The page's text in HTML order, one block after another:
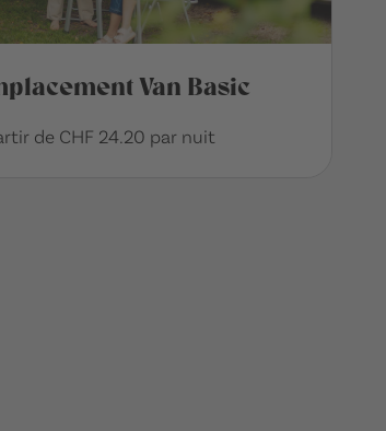
Van Basic
de CHF 24.20 par nuit